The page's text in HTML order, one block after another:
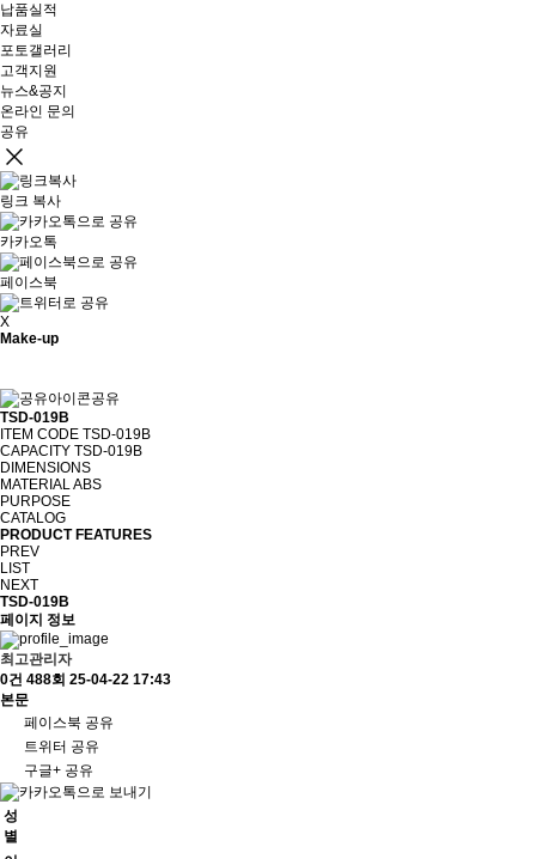
납품실적
자료실
포토갤러리
고객지원
뉴스&공지
온라인 문의
공유
링크 복사
카카오톡
페이스북
X
Make-up
공유
TSD-019B
ITEM CODE TSD-019B
CAPACITY TSD-019B
DIMENSIONS
MATERIALABS
PURPOSE
CATALOG
PRODUCT FEATURES
PREV
LIST
NEXT
TSD-019B
페이지 정보
최고관리자
0건 488회 25-04-22 17:43
본문
페이스북 공유
트위터 공유
구글+ 공유
성
별